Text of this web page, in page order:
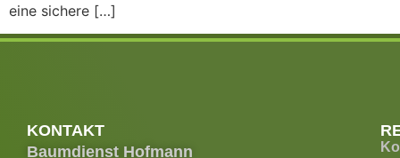
eine sichere […]
KONTAKT
Baumdienst Hofmann